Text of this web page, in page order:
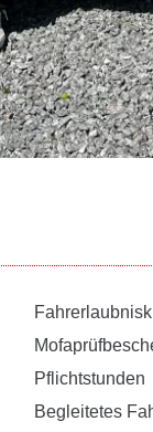
Pflichtstunden
Begleitetes